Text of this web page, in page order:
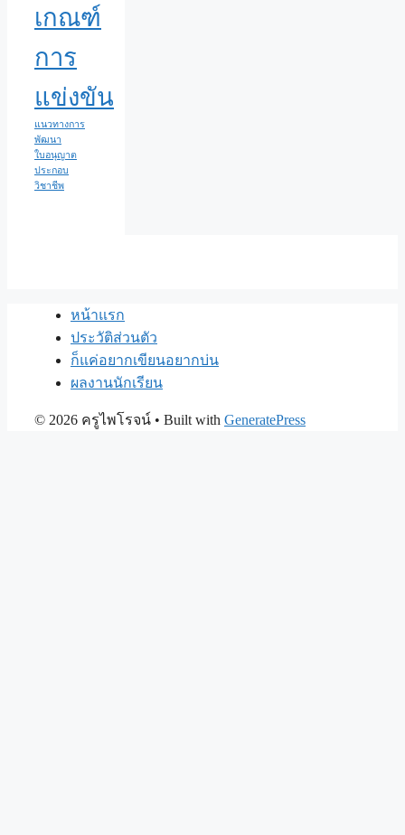
เกณฑ์
การ
แข่งขัน
แนวทางการ
พัฒนา
ใบอนุญาต
ประกอบ
วิชาชีพ
หน้าแรก
ประวัติส่วนตัว
ก็แค่อยากเขียนอยากบ่น
ผลงานนักเรียน
© 2026 ครูไพโรจน์ • Built with GeneratePress